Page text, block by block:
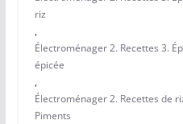
riz
,
Électroménager 2. Recettes 3.
épicée
,
Électroménager 2. Recettes de
Piments